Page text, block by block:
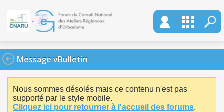
Message vBulletin
Nous sommes désolés mais ce contenu n'est pas
supporté par le style mobile.
Cliquez ici pour retourner à l'accueil des forums.